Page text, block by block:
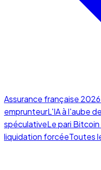
Assurance française 2026
emprunteurL'IA à l'aube
spéculativeLe pari
liquidation forcéeToutes